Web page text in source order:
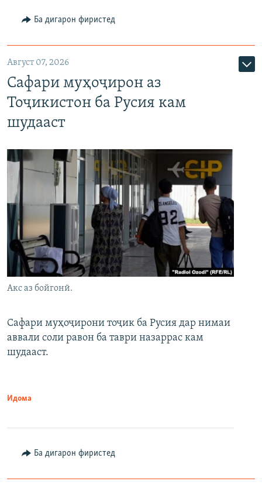
Ба дигарон фиристед
Август 07, 2026
Сафари муҳоҷирон аз
Тоҷикистон ба Русия кам
шудааст
Акс аз бойгонӣ.
Сафари муҳоҷирони тоҷик ба Русия дар нимаи
аввали соли равон ба таври назаррас кам
шудааст.
Идома
Ба дигарон фиристед